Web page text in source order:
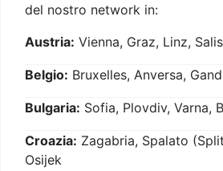
del nostro network in:
Austria: Vienna, Graz, Linz,
Belgio: Bruxelles, Anversa,
Bulgaria: Sofia, Plovdiv, Varna,
Croazia: Zagabria, Spalato
Osijek